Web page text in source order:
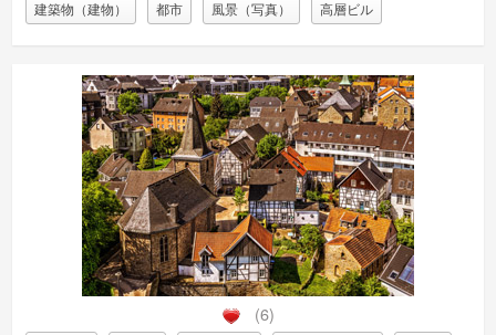
建築物（建物） 都市 風景（写真） 高層ビル
(6)